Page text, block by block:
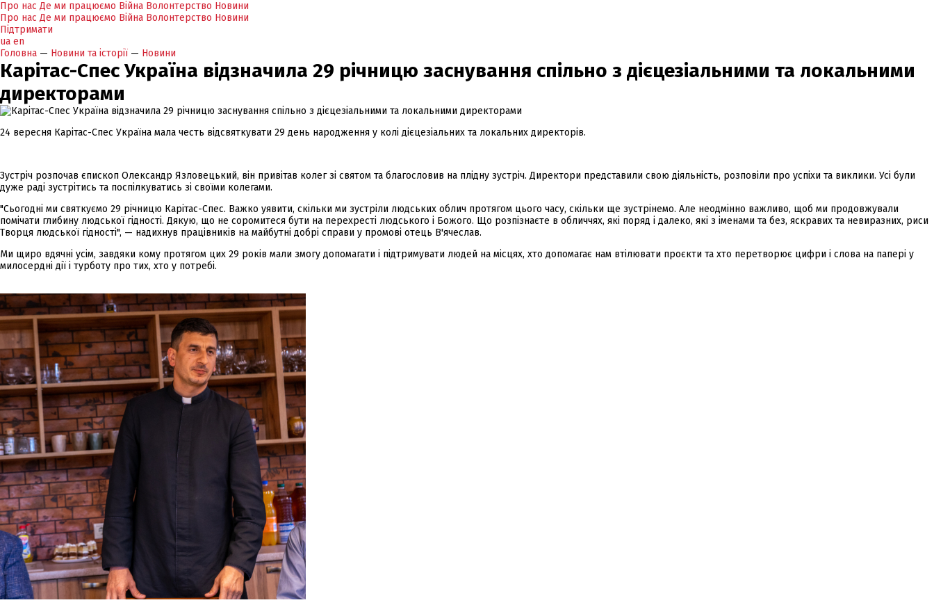
Про нас Де ми працюємо Війна Волонтерство Новини
Про нас Де ми працюємо Війна Волонтерство Новини
Підтримати
ua en
Головна — Новини та історії — Новини
Карітас-Спес Україна відзначила 29 річницю заснування спільно з дієцезіальними та локальними
директорами
24 вересня Карітас-Спес Україна мала честь відсвяткувати 29 день народження у колі дієцезіальних та локальних директорів.
Зустріч розпочав єпископ Олександр Язловецький, він привітав колег зі святом та благословив на плідну зустріч. Директори представили свою діяльність, розповіли про успіхи та виклики. Усі були
дуже раді зустрітись та поспілкуватись зі своїми колегами.
"Сьогодні ми святкуємо 29 річницю Карітас-Спес. Важко уявити, скільки ми зустріли людських облич протягом цього часу, скільки ще зустрінемо. Але неодмінно важливо, щоб ми продовжували
помічати глибину людської гідності. Дякую, що не соромитеся бути на перехресті людського і Божого. Що розпізнаєте в обличчях, які поряд і далеко, які з іменами та без, яскравих та невиразних, риси
Творця людської гідності", — надихнув працівників на майбутні добрі справи у промові отець В'ячеслав.
Ми щиро вдячні усім, завдяки кому протягом цих 29 років мали змогу допомагати і підтримувати людей на місцях, хто допомагає нам втілювати проєкти та хто перетворює цифри і слова на папері у
милосердні дії і турботу про тих, хто у потребі.